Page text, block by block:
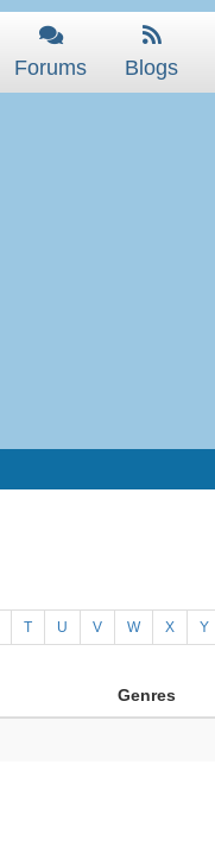
Forums Blogs
T U V W X Y
Genres